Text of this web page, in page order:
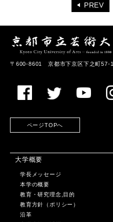
PREV
〒600-8601 京都市下京区下之町57-1
ページTOPへ
大学概要
学長メッセージ
本学の概要
教育・研究理念,目的
教育方針（ポリシー）
沿革